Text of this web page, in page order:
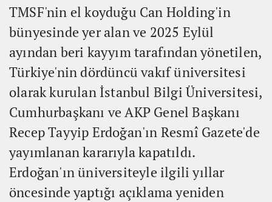
TMSF'nin el koyduğu Can Holding'in
bünyesinde yer alan ve 2025 Eylül
ayından beri kayyım tarafından yönetilen,
Türkiye'nin dördüncü vakıf üniversitesi
olarak kurulan İstanbul Bilgi Üniversitesi,
Cumhurbaşkanı ve AKP Genel Başkanı
Recep Tayyip Erdoğan'ın Resmî Gazete'de
yayımlanan kararıyla kapatıldı.
Erdoğan'ın üniversiteyle ilgili yıllar
öncesinde yaptığı açıklama yeniden